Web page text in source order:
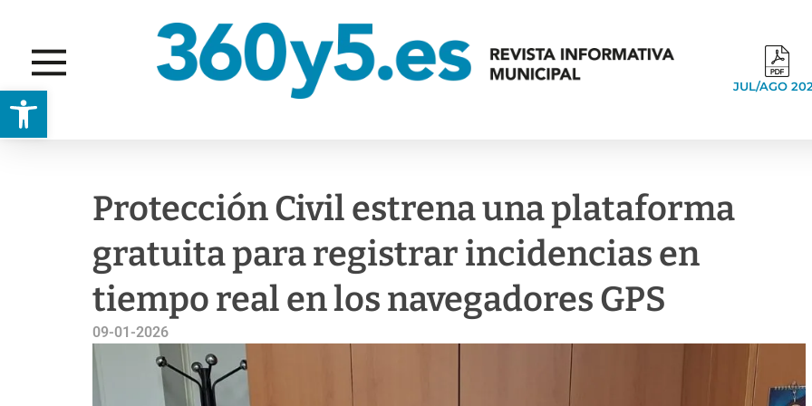
Abrir barra de herramientas JUL/AGO
Protección Civil estrena una plataforma
gratuita para registrar incidencias en
tiempo real en los navegadores GPS
09-01-2026